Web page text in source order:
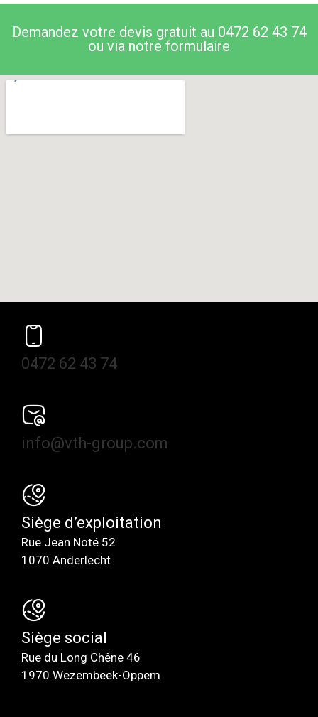
Demandez votre devis gratuit au 0472 62 43 74
ou via notre formulaire
0472 62 43 74
info@vth-group.com
Siège d’exploitation
Rue Jean Noté 52
1070 Anderlecht
Siège social
Rue du Long Chêne 46
1970 Wezembeek-Oppem